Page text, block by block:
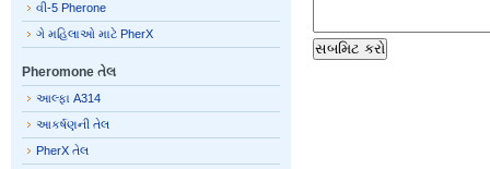
વી-5 Pherone
ગે મહિલાઓ માટે PherX
Pheromone તેલ
આલ્ફા A314
આકર્ષણની તેલ
PherX તેલ